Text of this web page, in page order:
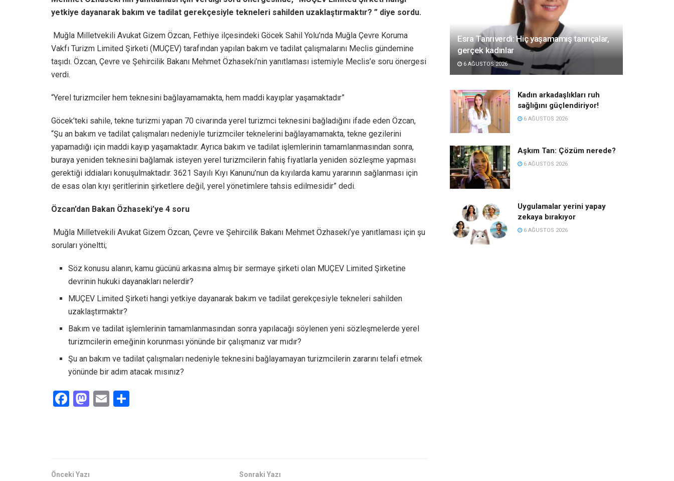
yetkiye dayanarak bakım ve tadilat gerekçesiyle tekneleri sahilden uzaklaştırmaktır? ” diye sordu.
Muğla Milletvekili Avukat Gizem Özcan, Fethiye ilçesindeki Göcek Sahil Yolu’nda Muğla Çevre Koruma
Vakfı Turizm Limited Şirketi (MUÇEV) tarafından yapılan bakım ve tadilat çalışmalarını Meclis gündemine
taşıdı. Özcan, Çevre ve Şehircilik Bakanı Mehmet Özhaseki’nin yanıtlaması istemiyle Meclis’e soru önergesi
verdi.
“Yerel turizmciler hem teknesini bağlayamamakta, hem maddi kayıplar yaşamaktadır”
Göcek’teki sahile, tekne turizmi yapan 70 civarında yerel turizmci teknesini bağladığını ifade eden Özcan,
“Şu an bakım ve tadilat çalışmaları nedeniyle turizmciler teknelerini bağlayamamakta, tekne gezilerini
yapamadığı için maddi kayıp yaşamaktadır. Ayrıca bakım ve tadilat işlemlerinin tamamlanmasından sonra,
buraya yeniden teknesini bağlamak isteyen yerel turizmcilerin fahiş fiyatlarla yeniden sözleşme yapması
gerektiği iddiaları konuşulmaktadır. 3621 Sayılı Kıyı Kanunu’nun da kıyılarda kamu yararının sağlanması için
de esas olan kıyı şeritlerinin şirketlere değil, yerel yönetimlere tahsis edilmesidir” dedi.
Özcan’dan Bakan Özhaseki’ye 4 soru
Muğla Milletvekili Avukat Gizem Özcan, Çevre ve Şehircilik Bakanı Mehmet Özhaseki’ye yanıtlaması için şu
soruları yöneltti;
Söz konusu alanın, kamu gücünü arkasına almış bir sermaye şirketi olan MUÇEV Limited Şirketine
devrinin hukuki dayanakları nelerdir?
MUÇEV Limited Şirketi hangi yetkiye dayanarak bakım ve tadilat gerekçesiyle tekneleri sahilden
uzaklaştırmaktır?
Bakım ve tadilat işlemlerinin tamamlanmasından sonra yapılacağı söylenen yeni sözleşmelerde yerel
turizmcilerin emeğinin korunması yönünde bir çalışmanız var mıdır?
Şu an bakım ve tadilat çalışmaları nedeniyle teknesini bağlayamayan turizmcilerin zararını telafi etmek
yönünde bir adım atacak mısınız?
F
M E
Önceki Yazı Sonraki Yazı
Esra Tanrıverdi: Hiç yaşamamış tanrıçalar,
gerçek kadınlar
6 AĞUSTOS 2026
Kadın arkadaşlıkları ruh
sağlığını güçlendiriyor!
6 AĞUSTOS 2026
Aşkım Tan: Çözüm nerede?
6 AĞUSTOS 2026
Uygulamalar yerini yapay
zekaya bırakıyor
6 AĞUSTOS 2026